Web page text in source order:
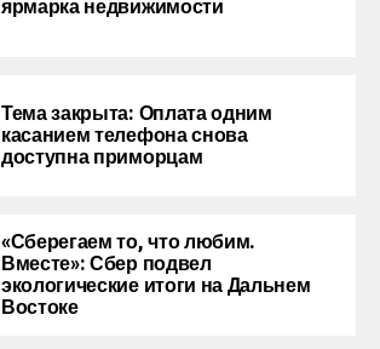
ярмарка недвижимости
Тема закрыта: Оплата одним
касанием телефона снова
доступна приморцам
«Сберегаем то, что любим.
Вместе»: Сбер подвел
экологические итоги на Дальнем
Востоке